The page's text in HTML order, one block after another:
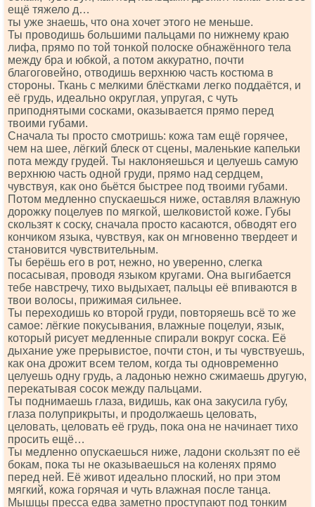
ещё тяжело д…
ты уже знаешь, что она хочет этого не меньше.
Ты проводишь большими пальцами по нижнему краю
лифа, прямо по той тонкой полоске обнажённого тела
между бра и юбкой, а потом аккуратно, почти
благоговейно, отводишь верхнюю часть костюма в
стороны. Ткань с мелкими блёстками легко поддаётся, и
её грудь, идеально округлая, упругая, с чуть
приподнятыми сосками, оказывается прямо перед
твоими губами.
Сначала ты просто смотришь: кожа там ещё горячее,
чем на шее, лёгкий блеск от сцены, маленькие капельки
пота между грудей. Ты наклоняешься и целуешь самую
верхнюю часть одной груди, прямо над сердцем,
чувствуя, как оно бьётся быстрее под твоими губами.
Потом медленно спускаешься ниже, оставляя влажную
дорожку поцелуев по мягкой, шелковистой коже. Губы
скользят к соску, сначала просто касаются, обводят его
кончиком языка, чувствуя, как он мгновенно твердеет и
становится чувствительным.
Ты берёшь его в рот, нежно, но уверенно, слегка
посасывая, проводя языком кругами. Она выгибается
тебе навстречу, тихо выдыхает, пальцы её впиваются в
твои волосы, прижимая сильнее.
Ты переходишь ко второй груди, повторяешь всё то же
самое: лёгкие покусывания, влажные поцелуи, язык,
который рисует медленные спирали вокруг соска. Её
дыхание уже прерывистое, почти стон, и ты чувствуешь,
как она дрожит всем телом, когда ты одновременно
целуешь одну грудь, а ладонью нежно сжимаешь другую,
перекатывая сосок между пальцами.
Ты поднимаешь глаза, видишь, как она закусила губу,
глаза полуприкрыты, и продолжаешь целовать,
целовать, целовать её грудь, пока она не начинает тихо
просить ещё…
Ты медленно опускаешься ниже, ладони скользят по её
бокам, пока ты не оказываешься на коленях прямо
перед ней. Её живот идеально плоский, но при этом
мягкий, кожа горячая и чуть влажная после танца.
Мышцы пресса едва заметно проступают под тонким